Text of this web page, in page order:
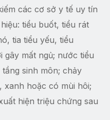
các cơ sở y tế uy tín
tiểu buốt, tiểu rát
tia tiểu yếu, tiểu
gây mất ngủ; nước tiểu
sinh môn; chảy
xanh hoặc có mùi hôi;
hiện triệu chứng sau